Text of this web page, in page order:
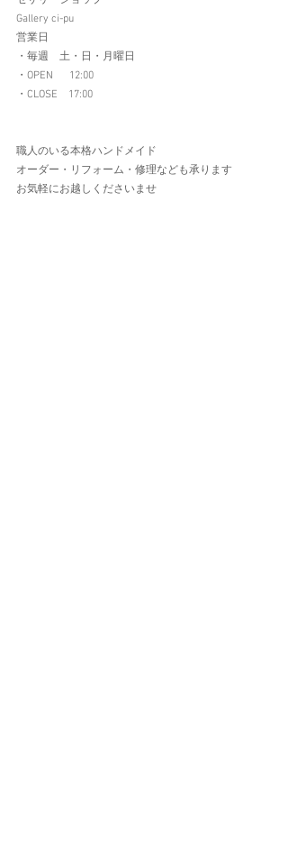
Gallery ci-pu
営業日
・毎週　土・日・月曜日
​・OPEN  　12:00
・CLOSE　17:00
職人のいる本格ハンドメイド
オーダー・リフォーム・修理なども承ります
お気軽にお越しくださいませ